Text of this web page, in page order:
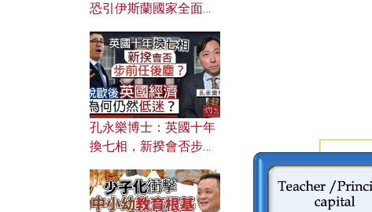
恐引伊斯蘭國家全面反
對付北約美國？
孔永樂博士：英國十年
換七相，新揆會否步前
濟為何仍然低迷？